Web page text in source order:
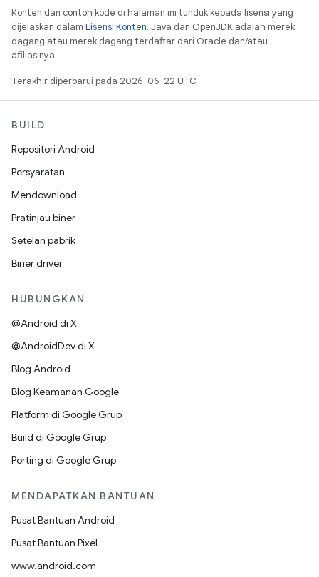
Konten dan contoh kode di halaman ini tunduk kepada lisensi yang
dijelaskan dalam Lisensi Konten. Java dan OpenJDK adalah merek
dagang atau merek dagang terdaftar dari Oracle dan/atau
afiliasinya.
Terakhir diperbarui pada 2026-06-22 UTC.
BUILD
Repositori Android
Persyaratan
Mendownload
Pratinjau biner
Setelan pabrik
Biner driver
HUBUNGKAN
@Android di X
@AndroidDev di X
Blog Android
Blog Keamanan Google
Platform di Google Grup
Build di Google Grup
Porting di Google Grup
MENDAPATKAN BANTUAN
Pusat Bantuan Android
Pusat Bantuan Pixel
www.android.com